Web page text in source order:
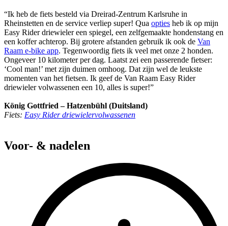
“Ik heb de fiets besteld via Dreirad-Zentrum Karlsruhe in
Rheinstetten en de service verliep super! Qua opties heb ik op mijn
Easy Rider driewieler een spiegel, een zelfgemaakte hondenstang en
een koffer achterop. Bij grotere afstanden gebruik ik ook de Van
Raam e-bike app. Tegenwoordig fiets ik veel met onze 2 honden.
Ongeveer 10 kilometer per dag. Laatst zei een passerende fietser:
‘Cool man!’ met zijn duimen omhoog. Dat zijn wel de leukste
momenten van het fietsen. Ik geef de Van Raam Easy Rider
driewieler volwassenen een 10, alles is super!”
König Gottfried – Hatzenbühl (Duitsland)
Fiets: Easy Rider driewielervolwassenen
Voor- & nadelen